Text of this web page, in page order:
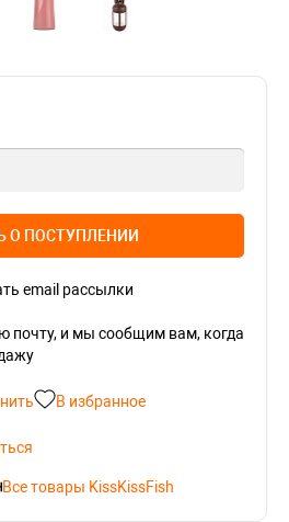
О ПОСТУПЛЕНИИ
email рассылки
почту, и мы сообщим вам, когда
В избранное
Все товары KissKissFish